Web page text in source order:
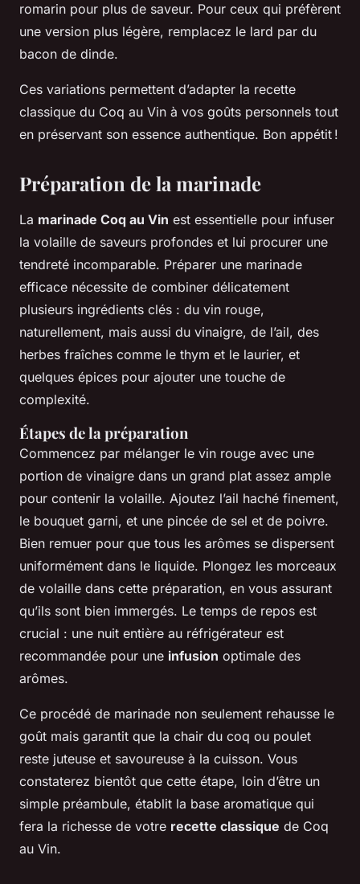
romarin pour plus de saveur. Pour ceux qui préfèrent
une version plus légère, remplacez le lard par du
bacon de dinde.
Ces variations permettent d’adapter la recette
classique du Coq au Vin à vos goûts personnels tout
en préservant son essence authentique. Bon appétit !
Préparation de la marinade
La marinade Coq au Vin est essentielle pour infuser
la volaille de saveurs profondes et lui procurer une
tendreté incomparable. Préparer une marinade
efficace nécessite de combiner délicatement
plusieurs ingrédients clés : du vin rouge,
naturellement, mais aussi du vinaigre, de l’ail, des
herbes fraîches comme le thym et le laurier, et
quelques épices pour ajouter une touche de
complexité.
Étapes de la préparation
Commencez par mélanger le vin rouge avec une
portion de vinaigre dans un grand plat assez ample
pour contenir la volaille. Ajoutez l’ail haché finement,
le bouquet garni, et une pincée de sel et de poivre.
Bien remuer pour que tous les arômes se dispersent
uniformément dans le liquide. Plongez les morceaux
de volaille dans cette préparation, en vous assurant
qu’ils sont bien immergés. Le temps de repos est
crucial : une nuit entière au réfrigérateur est
recommandée pour une infusion optimale des
arômes.
Ce procédé de marinade non seulement rehausse le
goût mais garantit que la chair du coq ou poulet
reste juteuse et savoureuse à la cuisson. Vous
constaterez bientôt que cette étape, loin d’être un
simple préambule, établit la base aromatique qui
fera la richesse de votre recette classique de Coq
au Vin.